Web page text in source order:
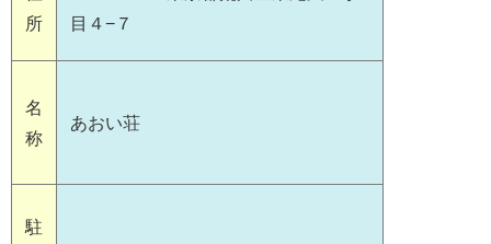
所
目４−７
名
称
あおい荘
駐